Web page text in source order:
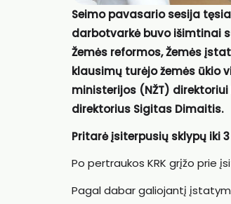
Seimo pavasario sesija
darbotvarkė buvo išimtinai
Žemės reformos, Žemės
klausimų turėjo žemės ūkio
ministerijos (NŽT)
direktorius Sigitas Dimaitis.
Pritarė įsiterpusių sklypų iki
Po pertraukos KRK grįžo prie
Pagal dabar galiojantį